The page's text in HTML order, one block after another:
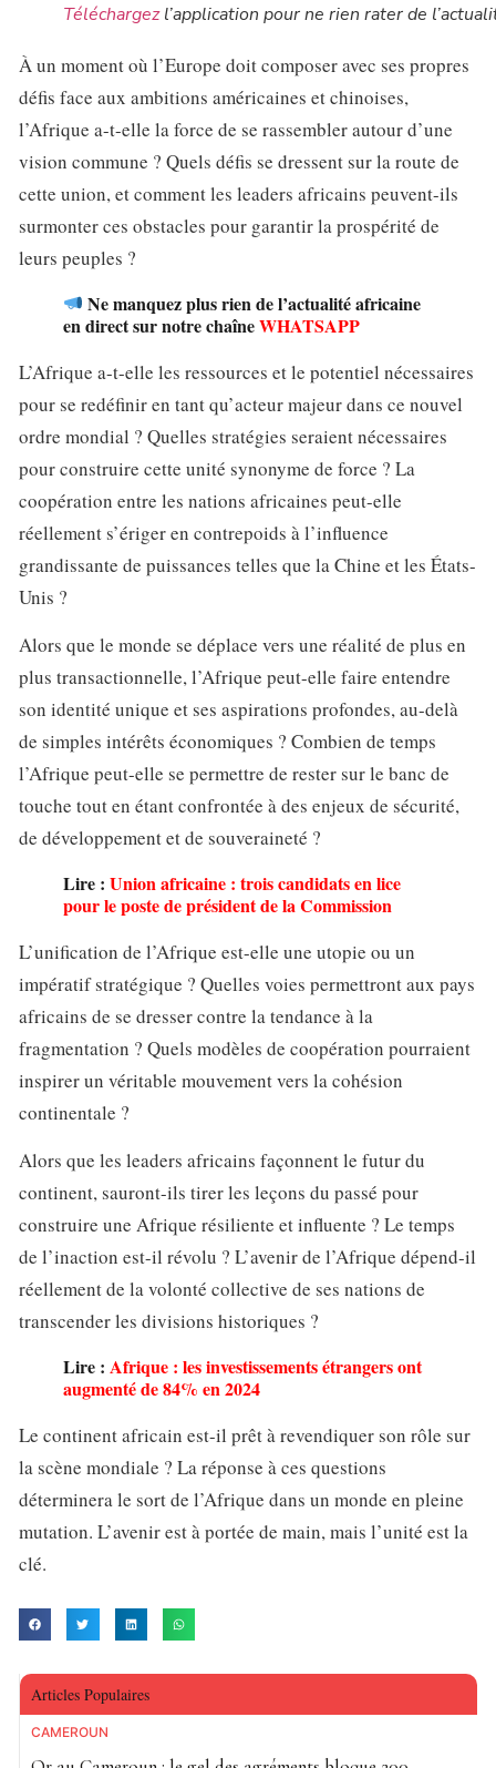
Téléchargezl’application pour ne rien rater de
À un moment où l’Europe doit composer avec ses propres
défis face aux ambitions américaines et chinoises,
l’Afrique a-t-elle la force de se rassembler autour d’une
vision commune ? Quels défis se dressent sur la route de
cette union, et comment les leaders africains peuvent-ils
surmonter ces obstacles pour garantir la prospérité de
leurs peuples ?
Ne manquez plus rien de l’actualité africaine
en direct sur notre chaîneWHATSAPP
L’Afrique a-t-elle les ressources et le potentiel nécessaires
pour se redéfinir en tant qu’acteur majeur dans ce nouvel
ordre mondial ? Quelles stratégies seraient nécessaires
pour construire cette unité synonyme de force ? La
coopération entre les nations africaines peut-elle
réellement s’ériger en contrepoids à l’influence
grandissante de puissances telles que la Chine et les États-
Unis ?
Alors que le monde se déplace vers une réalité de plus en
plus transactionnelle, l’Afrique peut-elle faire entendre
son identité unique et ses aspirations profondes, au-delà
de simples intérêts économiques ? Combien de temps
l’Afrique peut-elle se permettre de rester sur le banc de
touche tout en étant confrontée à des enjeux de sécurité,
de développement et de souveraineté ?
Lire : Union africaine : trois candidats en lice
pour le poste de président de la Commission
L’unification de l’Afrique est-elle une utopie ou un
impératif stratégique ? Quelles voies permettront aux pays
africains de se dresser contre la tendance à la
fragmentation ? Quels modèles de coopération pourraient
inspirer un véritable mouvement vers la cohésion
continentale ?
Alors que les leaders africains façonnent le futur du
continent, sauront-ils tirer les leçons du passé pour
construire une Afrique résiliente et influente ? Le temps
de l’inaction est-il révolu ? L’avenir de l’Afrique dépend-il
réellement de la volonté collective de ses nations de
transcender les divisions historiques ?
Lire : Afrique : les investissements étrangers ont
augmenté de 84% en 2024
Le continent africain est-il prêt à revendiquer son rôle sur
la scène mondiale ? La réponse à ces questions
déterminera le sort de l’Afrique dans un monde en pleine
mutation. L’avenir est à portée de main, mais l’unité est la
clé.
Articles Populaires
CAMEROUN